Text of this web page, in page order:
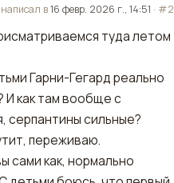
написал в16 февр. 2026 г., 14:51 · #2
туда летом
Гарни-Гегард реально
И как там вообще с
серпантины сильные?
переживаю.
сами как, нормально